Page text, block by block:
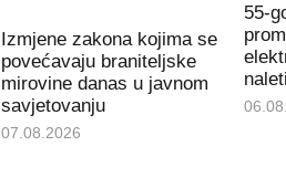
Izmjene zakona kojima se
povećavaju braniteljske
mirovine danas u javnom
savjetovanju
07.08.2026
55-